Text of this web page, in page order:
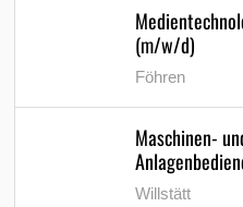
(m/w/d)
Föhren
Maschinen-
Willstätt